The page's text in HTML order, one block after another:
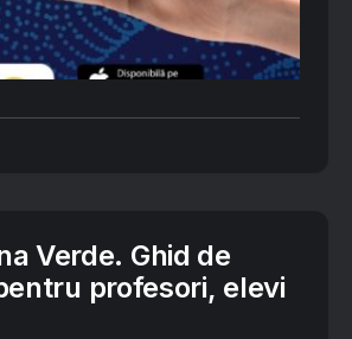
Verde. Ghid de
profesori, elevi